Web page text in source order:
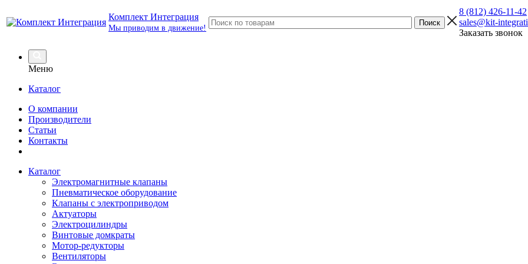
Комплект Интеграция
Мы приводим в движение!
8 (812) 426-11-42
sales@kit-
Заказать звонок
Меню
Каталог
О компании
Производители
Статьи
Контакты
Каталог
Электромагнитные клапаны
Пневматическое оборудование
Клапаны с электроприводом
Актуаторы
Электроцилиндры
Винтовые домкраты
Мотор-редукторы
Вентиляторы